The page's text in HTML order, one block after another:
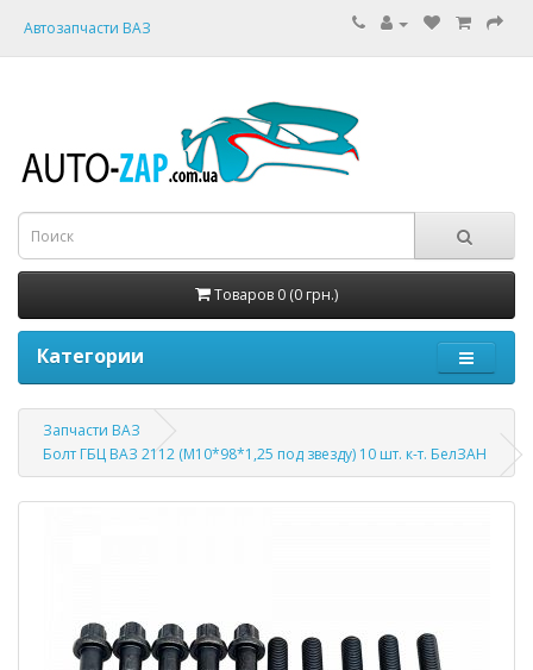
Автозапчасти ВАЗ
Товаров 0 (0 грн.)
Категории
Запчасти ВАЗ
Болт ГБЦ ВАЗ 2112 (М10*98*1,25 под звезду) 10 шт. к-т. БелЗАН